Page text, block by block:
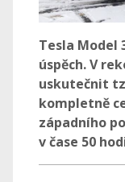
Tesla Model
úspěch. V
uskutečnit
kompletně
západního
v čase 50